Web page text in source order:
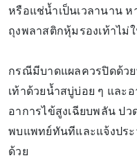
หรือแช่น้ำเป็นเวลานาน ห
ถุงพลาสติกหุ้มรองเท้าไม่
กรณีมีบาดแผลควรปิดด้ว
เท้าด้วยน้ำสบู่บ่อย ๆ และ
อาการไข้สูงเฉียบพลัน ปว
พบแพทย์ทันทีและแจ้งปร
ด้วย